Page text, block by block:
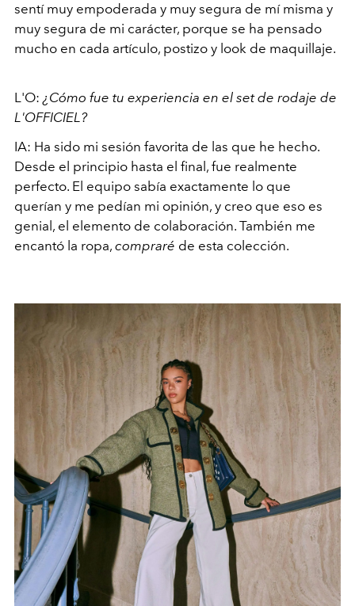
sentí muy empoderada y muy segura de mí misma y
muy segura de mi carácter, porque se ha pensado
mucho en cada artículo, postizo y look de maquillaje.
L'O: ¿Cómo fue tu experiencia en el set de rodaje de
L'OFFICIEL?
IA: Ha sido mi sesión favorita de las que he hecho.
Desde el principio hasta el final, fue realmente
perfecto. El equipo sabía exactamente lo que
querían y me pedían mi opinión, y creo que eso es
genial, el elemento de colaboración. También me
encantó la ropa, compraré de esta colección.